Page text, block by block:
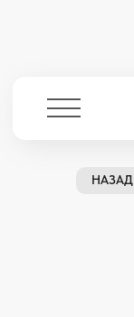
НАЗАД